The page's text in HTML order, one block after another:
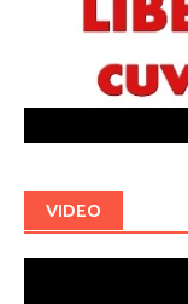
VIDEO